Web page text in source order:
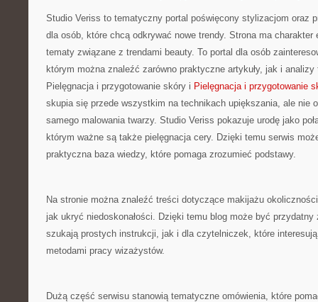
Studio Veriss to tematyczny portal poświęcony stylizacjom oraz
dla osób, które chcą odkrywać nowe trendy. Strona ma charakter
tematy związane z trendami beauty. To portal dla osób
którym można znaleźć zarówno praktyczne artykuły, jak i analizy
Pielęgnacja i przygotowanie skóry i Pielęgnacja i przygotowanie
skupia się przede wszystkim na technikach upiększania, ale nie
samego malowania twarzy. Studio Veriss pokazuje urodę jako
którym ważne są także pielęgnacja cery. Dzięki temu serwis
praktyczna baza wiedzy, które pomaga zrozumieć podstawy.
Na stronie można znaleźć treści dotyczące makijażu
jak ukryć niedoskonałości. Dzięki temu blog może być przydatny
szukają prostych instrukcji, jak i dla czytelniczek, które
metodami pracy wizażystów.
Dużą część serwisu stanowią tematyczne omówienia, które